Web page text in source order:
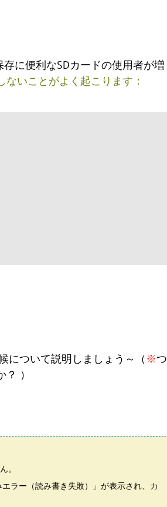
に便利なSDカードの使用者が増
いことがよく起こります：
について説明しましょう～（ ※つ
）
。
ラー（読み書き失敗）」が表示され、カ